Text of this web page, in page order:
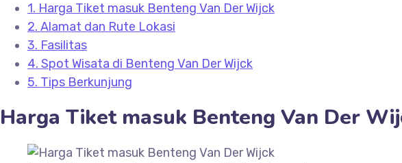
1. Harga Tiket masuk Benteng Van Der Wijck
2. Alamat dan Rute Lokasi
3. Fasilitas
4. Spot Wisata di Benteng Van Der Wijck
5. Tips Berkunjung
Harga Tiket masuk Benteng Van Der